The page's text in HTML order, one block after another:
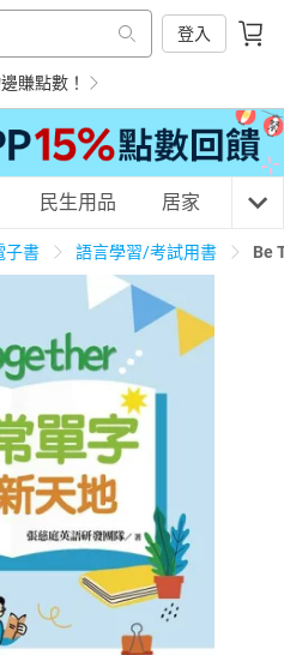
登入
賺點數！
民生用品
運動休閒
情趣用品
民生用品 居家 3C
子書 語言學習/考試用書 Be